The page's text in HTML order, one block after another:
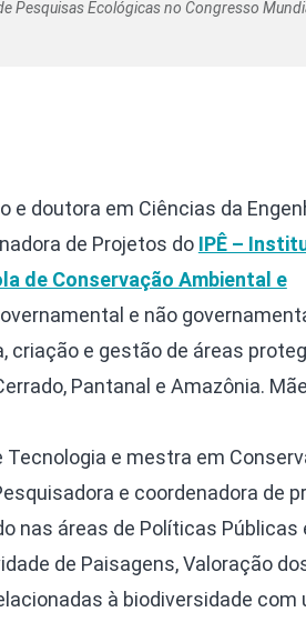
Pesquisas Ecológicas no Congresso
e doutora em Ciências da
de Projetos do IPÊ –
de Conservação Ambiental e
e não
criação e gestão de áreas
Pantanal e Amazônia.
Tecnologia e mestra em
e coordenadora de
nas áreas de Políticas Públicas
de Paisagens, Valoração
à biodiversidade com